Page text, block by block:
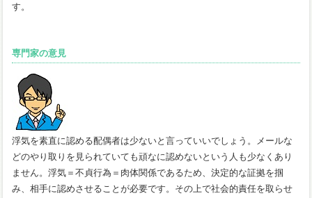
す。
専門家の意見
浮気を素直に認める配偶者は少ないと言っていいでしょう。メールな
どのやり取りを見られていても頑なに認めないという人も少なくあり
ません。浮気＝不貞行為＝肉体関係であるため、決定的な証拠を掴
み、相手に認めさせることが必要です。その上で社会的責任を取らせ